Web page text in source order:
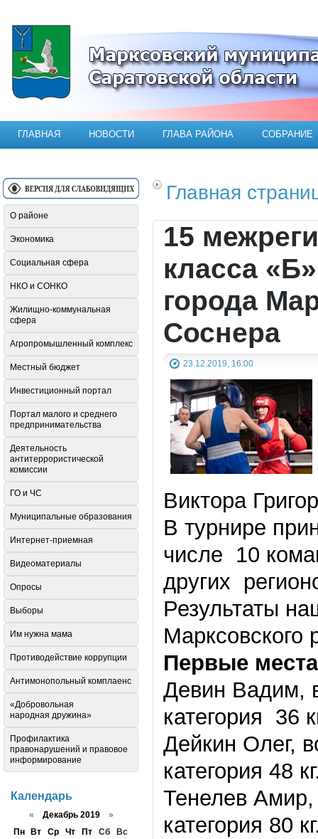
Официальный сайт Марксовского
ГЛАВНАЯ НОВОСТИ ГЛАВА РАЙОНА СОБРАНИЕ
Главная
15
класса
города
Соснера
23.12.2019, 16:00
Виктора
В турнире
числе 10
других
Результаты
Марксовского
Первые
Девин Вадим,
категория 36
Дейкин Олег,
категория 48
Тенелев Амир,
категория 80
О районе
Экономика
Социальная сфера
НКО и СОНКО
Жилищно-коммунальная
сфера
Агропромышленный комплекс
Местный бюджет
Инвестиционный портал
Портал малого и среднего
предпринимательства
Деятельность
антитеррористической
комиссии
ГО и ЧС
Муниципальные образования
Интернет-приемная
Видеоматериалы
Опросы
Выборы
Им нужна мама
Противодействие коррупции
Антимонопольный комплаенс
«Добровольная
народная дружина»
Профилактика
правонарушений и правовое
информирование
Календарь
« Декабрь 2019 »
Пн
Вт Ср Чт Пт Сб
Вс